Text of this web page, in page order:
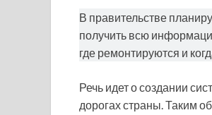
В правительстве
получить всю
где ремонтируются и
Речь идет о создании
дорогах страны. Таким